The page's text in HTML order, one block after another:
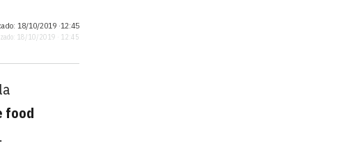
18/10/2019 ·12:45
18/10/2019 · 12:45
food